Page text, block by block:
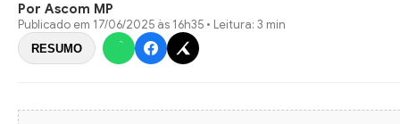
Por Ascom MP
Publicado em 17/06/2025 às 16h35 • Leitura: 3 min
RESUMO